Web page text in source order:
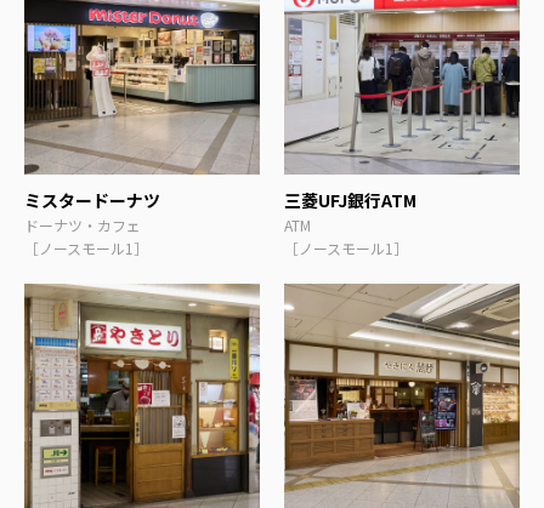
ミスタードーナツ
ドーナツ・カフェ
［ノースモール1］
三菱UFJ銀行ATM
ATM
［ノースモール1］